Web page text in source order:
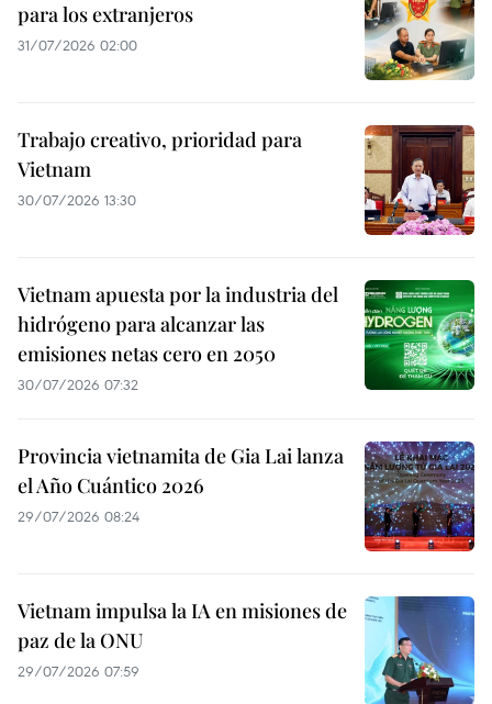
para los extranjeros
31/07/2026 02:00
Trabajo creativo, prioridad para
Vietnam
30/07/2026 13:30
Vietnam apuesta por la industria del
hidrógeno para alcanzar las
emisiones netas cero en 2050
30/07/2026 07:32
Provincia vietnamita de Gia Lai lanza
el Año Cuántico 2026
29/07/2026 08:24
Vietnam impulsa la IA en misiones de
paz de la ONU
29/07/2026 07:59